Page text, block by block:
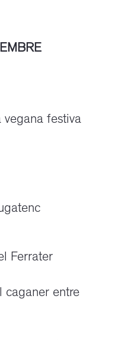
vegana festiva
Ferrater
caganer entre